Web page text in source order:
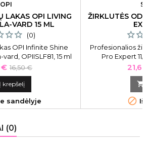
OPI
LAKAS OPI LIVING
VARD 15 ML
(0)
OPI Infinite Shine
OPIISLF81, 15 ml
€ Bazinė
kaina
16,50 €
Į krepšelį
sandėlyje
ŽIRKLUTĖS
Profesionalios
Pro Expert 11/2
Kaina


(0)